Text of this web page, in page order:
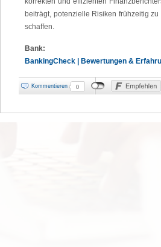
beiträgt, potenzielle Risiken frühzeitig
schaffen.
Bank:
BankingCheck | Bewertungen &
Kommentieren 0